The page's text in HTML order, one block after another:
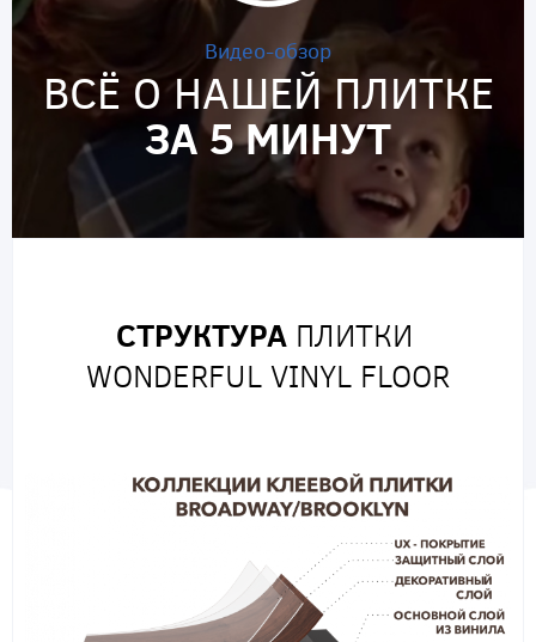
Видео-обзор
ВСЁ О НАШЕЙ ПЛИТКЕ
ЗА 5 МИНУТ
СТРУКТУРАПЛИТКИ
WONDERFUL VINYL FLOOR